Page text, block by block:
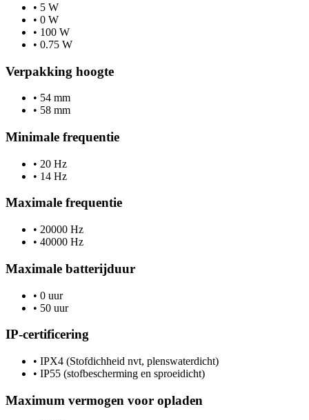
• 5 W
• 0 W
• 100 W
• 0.75 W
Verpakking hoogte
• 54 mm
• 58 mm
Minimale frequentie
• 20 Hz
• 14 Hz
Maximale frequentie
• 20000 Hz
• 40000 Hz
Maximale batterijduur
• 0 uur
• 50 uur
IP-certificering
• IPX4 (Stofdichheid nvt, plenswaterdicht)
• IP55 (stofbescherming en sproeidicht)
Maximum vermogen voor opladen